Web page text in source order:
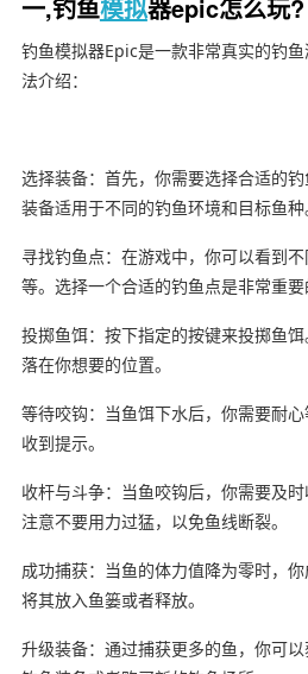
一,钓鱼模拟器epic怎么玩?
钓鱼模拟器Epic是一款非常真实的钓
法介绍：
选择装备：首先，你需要选择合适的
装备适用于不同的钓鱼环境和目标鱼种
寻找钓鱼点：在游戏中，你可以看到
等。选择一个合适的钓鱼点是非常重要
投掷鱼饵：按下指定的按键来投掷鱼
落在你想要的位置。
等待咬钩：当鱼饵下水后，你需要耐
收到提示。
收杆与斗争：当鱼咬钩后，你需要及时
注意不要用力过猛，以免鱼线断裂。
成功捕获：当鱼的体力值降为零时，
将其放入鱼篓或者释放。
升级装备：通过捕获更多的鱼，你可